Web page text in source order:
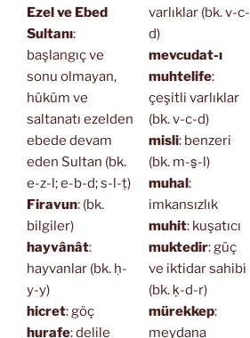
Ezel ve Ebed
Sultanı:
başlangıç ve
sonu olmayan,
hüküm ve
saltanatı ezelden
ebede devam
eden Sultan (bk.
e-z-l; e-b-d; s-l-ṭ)
Firavun: (bk.
bilgiler)
hayvânât:
hayvanlar (bk. ḥ-
y-y)
hicret: göç
hurafe: delile
varlıklar (bk. v-c-
d)
mevcudat-ı
muhtelife:
çeşitli varlıklar
(bk. v-c-d)
misli: benzeri
(bk. m-s̱-l)
muhal:
imkansızlık
muhit: kuşatıcı
muktedir: güç
ve iktidar sahibi
(bk. ḳ-d-r)
mürekkep:
meydana